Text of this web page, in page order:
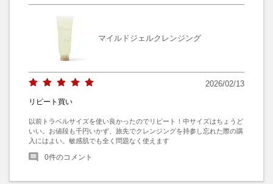
マイルドジェルクレンジング
2026/02/13
リピート買い
以前トラベルサイズを使い良かったのでリピート！中サイズはちょうど
いい。お値段も千円いかず、旅先でクレンジングを持参し忘れた際の購
入にはよい。敏感肌でも全く問題なく使えます
0件のコメント